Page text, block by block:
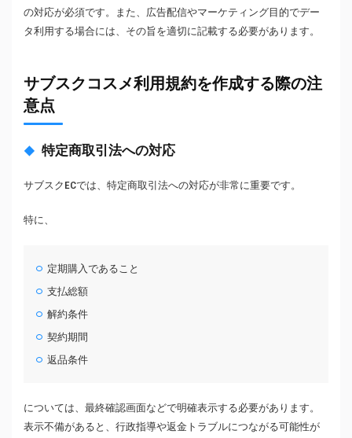
の対応が必須です。また、広告配信やマーケティング目的でデー
タ利用する場合には、その旨を適切に記載する必要があります。
サブスクコスメ利用規約を作成する際の注
意点
特定商取引法への対応
サブスクECでは、特定商取引法への対応が非常に重要です。
特に、
定期購入であること
支払総額
解約条件
契約期間
返品条件
については、最終確認画面などで明確表示する必要があります。
表示不備があると、行政指導や返金トラブルにつながる可能性が